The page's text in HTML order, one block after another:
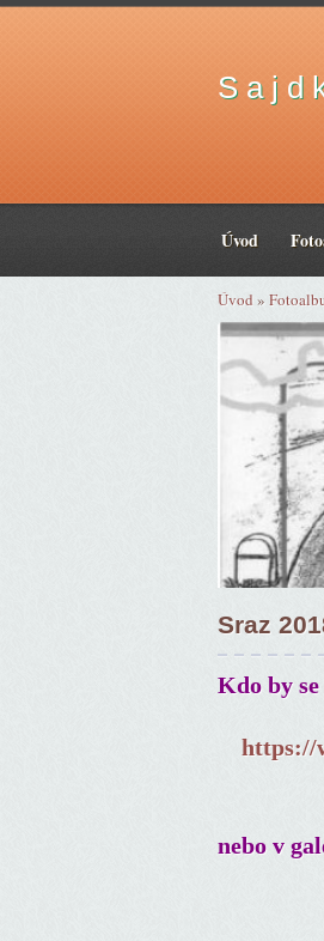
S a j d
Úvod
Úvod »
Sraz
Kdo by
https://
nebo v